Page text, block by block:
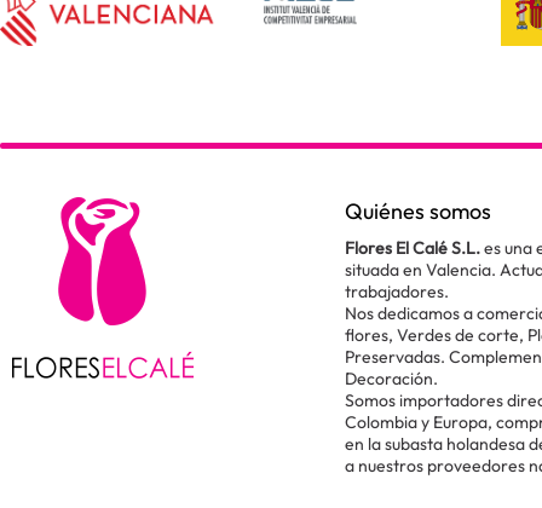
Quiénes somos
Flores El Calé S.L.es una
situada en Valencia.
trabajadores.
Nos dedicamos a
flores, Verdes de corte,
Preservadas.
Decoración.
Somos importadores
Colombia y Europa,
en la subasta holandesa
a nuestros proveedores